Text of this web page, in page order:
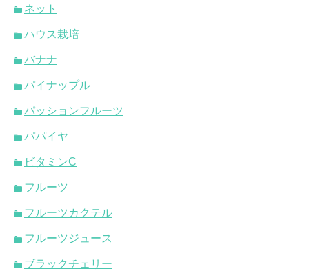
ネット
ハウス栽培
バナナ
パイナップル
パッションフルーツ
パパイヤ
ビタミンC
フルーツ
フルーツカクテル
フルーツジュース
ブラックチェリー